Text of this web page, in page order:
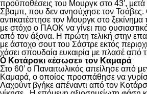
προϋποθέσεις του Μουργκ στο 43′,
Σβαμπ, που δεν ανησύχησε τον Τσάβες.
αντικατέστησε τον Μουργκ στο
με στόχο ο ΠΑΟΚ να γίνει πιο
από τον άξονα. Η πρώτη τελική στην
με άστοχο σουτ του Σάστρε εκτός
χάσει σπουδαία ευκαιρία με πλασέ από
Ο Κοτάρσκι «έσωσε» τον Καμαρά
Στο 60’ ο Παναιτωλικός απείλησε από
Καμαρά, ο οποίος προσπάθησε να
Λαχούντ βγήκε απέναντι από τον